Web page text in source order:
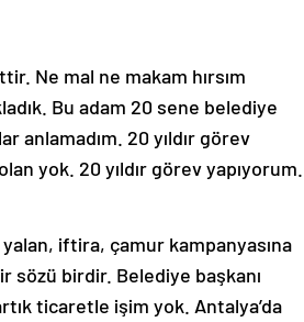
Ne mal ne makam hırsım
Bu adam 20 sene belediye
anlamadım. 20 yıldır görev
yok. 20 yıldır görev yapıyorum.
iftira, çamur kampanyasına
sözü birdir. Belediye başkanı
ticaretle işim yok. Antalya’da